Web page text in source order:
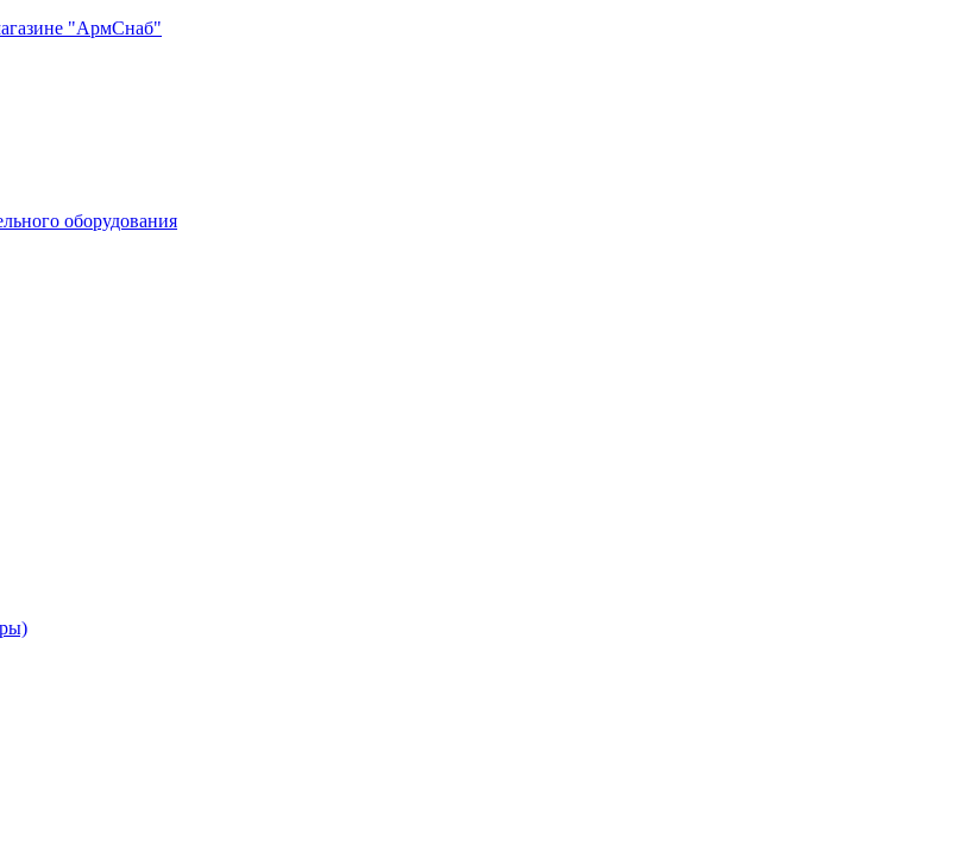
"АрмСнаб"
оборудования